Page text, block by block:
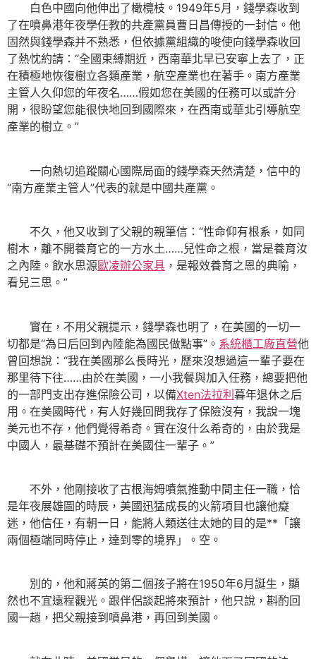
白色中國向他伸出了橄欖枝。1949年5月，錢學森收到
了在噴鼻港年夜學任教的共產黨員曹日昌傳授的一封信。他
固然與錢學森并不熟悉，但依據黨組織的唆使向錢學森收回
了熱忱約請：“全國束縛期近，西南華北早已安寧上去了，正
在積極地恢復樹立各類產業，航空產業也在著手。南方產業
主管人久仰您的年夜名……假如您在美國的任務可以或許分
開，很盼望您能很快地回到國際來，在西南或華北引導航空
產業的樹立。”
一向熱切追蹤關心國際局面的錢學森天然清楚，信中的
“南方產業主管人”代表的就是中國共產黨。
不久，他又收到了父親的親筆信：“性命仰有根系，如同
樹木，離不開養育它的一方水土……兒性命之根，當是養育汝
之內陸。飲水思源歐凌辦公家具 ，是報效養育之恩的典喻，
看兒三思。”
實在，不用父親提示，錢學森也明了，在美國的一切一
切都是“為日后回到內陸能為國民做點事”。 系統櫃工廠直營他
曾回想說：“我在美國那么長時光，歷來沒想過這一輩子要在
那里待下往……由於在美國，一小我餐與加入任務，總要把他
的一部門支出存進保險公司，以備Xten法拉利暮年退休之后
用。在美國時代，有人好幾回問我存了保險沒有，我說一塊
美元也不存，他們覺得希奇。實在沒什么希奇的，由於我是
中國人，最基礎不預計在美國住一輩子。”
不外，他剛接收了古根海姆噴氣推動中間主任一職，恰
是年夜展雄圖的時辰，美國迅猛成長的火箭項目也讓他癡
迷，他信任，有朝一日，能將人類送往太她的目的是**「讓
兩個極端同時停止，達到零的境界」。空。
別的，他和蔣英的第二個孩子將在1950年6月誕生，顯
然也不宜遠程觀光。跟伴侶談起將來預計，他只說，斟酌回
國一趟，把父親接到噴鼻港，再回到美國。